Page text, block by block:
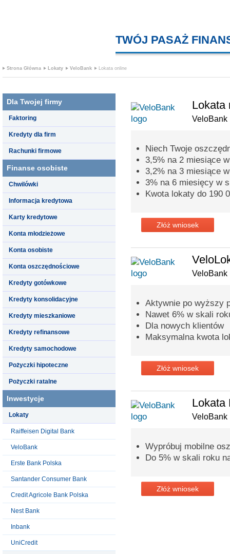
TWÓJ PASAŻ
Strona Główna Lokaty VeloBank Lokata online
Dla Twojej firmy
Faktoring
Kredyty dla firm
Rachunki firmowe
Finanse osobiste
Chwilówki
Informacja kredytowa
Karty kredytowe
Konta młodzieżowe
Konta osobiste
Konta oszczędnościowe
Kredyty gotówkowe
Kredyty konsolidacyjne
Kredyty mieszkaniowe
Kredyty refinansowe
Kredyty samochodowe
Pożyczki hipoteczne
Pożyczki ratalne
Inwestycje
Lokaty
Raiffeisen Digital Bank
VeloBank
Erste Bank Polska
Santander Consumer Bank
Credit Agricole Bank Polska
Nest Bank
Inbank
UniCredit
Lokata
VeloBank
Niech Twoje
3,5% na 2 miesiące
3,2% na 3 miesiące
3% na 6 miesięcy w
Kwota lokaty do 190
Złóż wniosek
VeloBank
Aktywnie po wyższy
Nawet 6% w skali
Dla nowych klientów
Maksymalna kwota
Złóż wniosek
Lokata
VeloBank
Wypróbuj mobilne
Do 5% w skali roku
Złóż wniosek